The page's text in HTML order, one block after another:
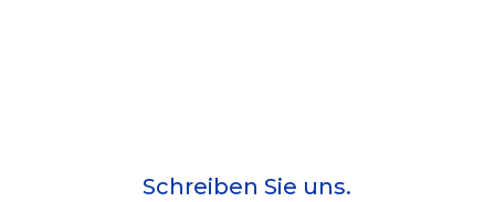
Schreiben Sie uns.